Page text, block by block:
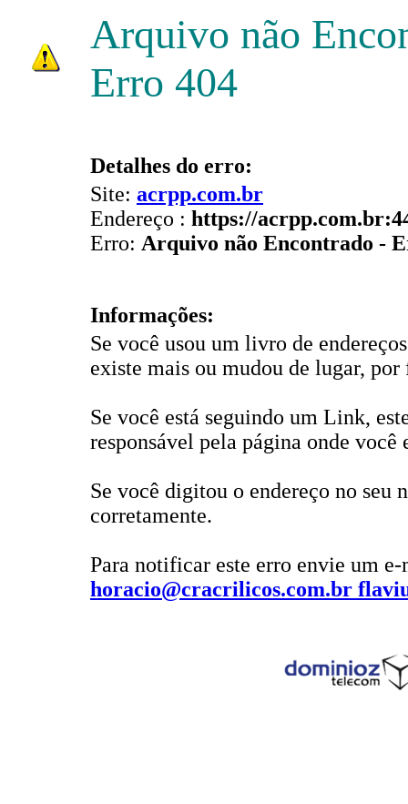
Arquivo não
Erro 404
Detalhes do erro:
Site: acrpp.com.br
Endereço : https://
Erro: Arquivo não Encontrado -
Informações:
Se você usou um livro de
existe mais ou mudou de lugar,
Se você está seguindo um Link,
responsável pela página onde
Se você digitou o endereço no
corretamente.
Para notificar este erro envie um
horacio@cracrilicos.com.br